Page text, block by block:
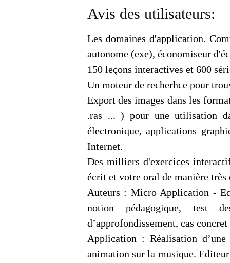
Avis des utilisateurs:
Les domaines d'application.
autonome (exe), économiseur
150 leçons interactives et 600
Un moteur de recherhce pour
Export des images dans les
.ras ... ) pour une utilisation
électronique, applications
Internet.
Des milliers d'exercices
écrit et votre oral de manière
Auteurs : Micro Application -
notion pédagogique, test
d’approfondissement, cas
Application : Réalisation d’une
animation sur la musique.